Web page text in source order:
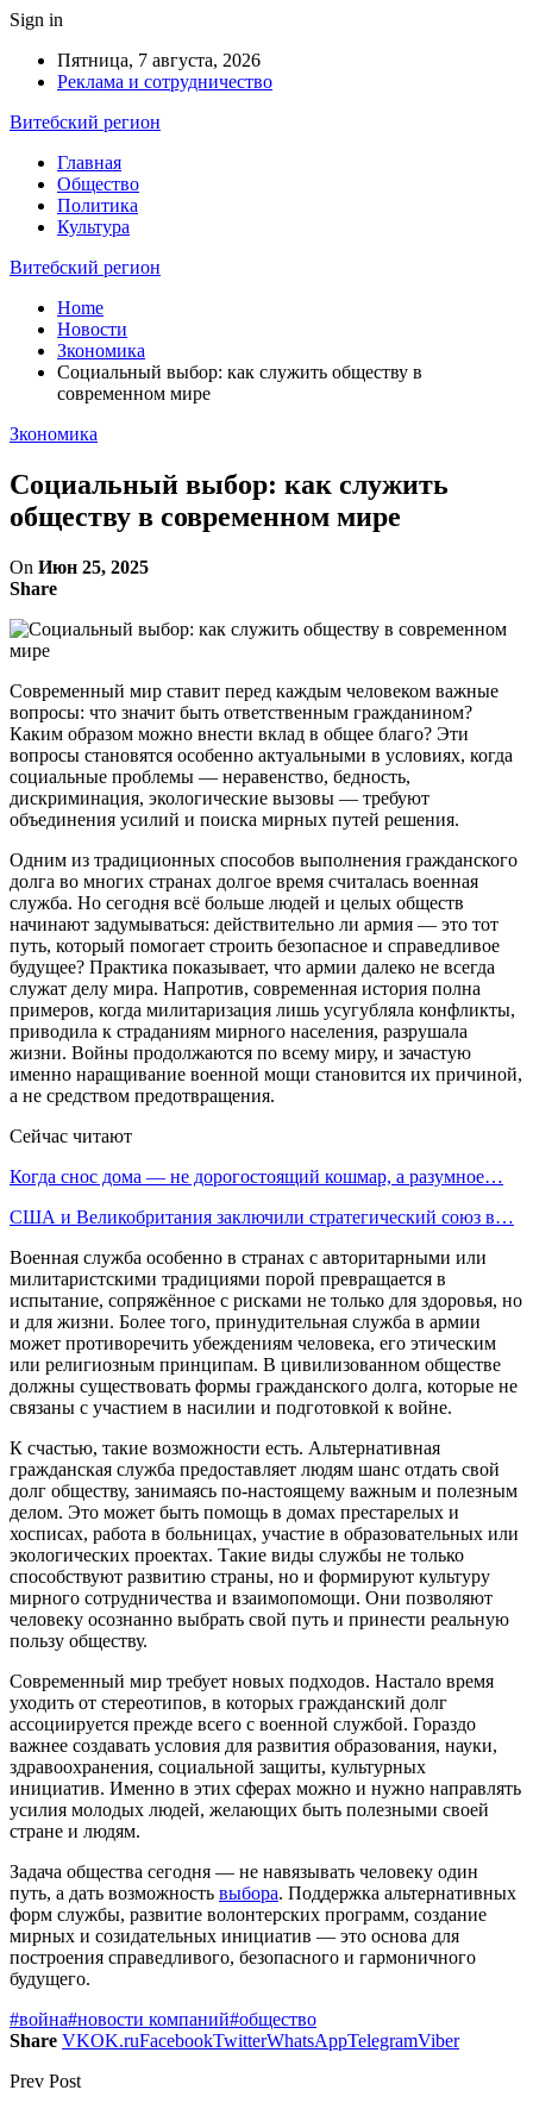
Sign in
Пятница, 7 августа, 2026
Реклама и сотрудничество
Витебский регион
Главная
Общество
Политика
Культура
Витебский регион
Home
Новости
Зкономика
Социальный выбор: как служить обществу в
современном мире
Зкономика
Социальный выбор: как служить
обществу в современном мире
On Июн 25, 2025
Share
Современный мир ставит перед каждым человеком важные
вопросы: что значит быть ответственным гражданином?
Каким образом можно внести вклад в общее благо? Эти
вопросы становятся особенно актуальными в условиях, когда
социальные проблемы — неравенство, бедность,
дискриминация, экологические вызовы — требуют
объединения усилий и поиска мирных путей решения.
Одним из традиционных способов выполнения гражданского
долга во многих странах долгое время считалась военная
служба. Но сегодня всё больше людей и целых обществ
начинают задумываться: действительно ли армия — это тот
путь, который помогает строить безопасное и справедливое
будущее? Практика показывает, что армии далеко не всегда
служат делу мира. Напротив, современная история полна
примеров, когда милитаризация лишь усугубляла конфликты,
приводила к страданиям мирного населения, разрушала
жизни. Войны продолжаются по всему миру, и зачастую
именно наращивание военной мощи становится их причиной,
а не средством предотвращения.
Сейчас читают
Когда снос дома — не дорогостоящий кошмар, а разумное…
США и Великобритания заключили стратегический союз в…
Военная служба особенно в странах с авторитарными или
милитаристскими традициями порой превращается в
испытание, сопряжённое с рисками не только для здоровья, но
и для жизни. Более того, принудительная служба в армии
может противоречить убеждениям человека, его этическим
или религиозным принципам. В цивилизованном обществе
должны существовать формы гражданского долга, которые не
связаны с участием в насилии и подготовкой к войне.
К счастью, такие возможности есть. Альтернативная
гражданская служба предоставляет людям шанс отдать свой
долг обществу, занимаясь по-настоящему важным и полезным
делом. Это может быть помощь в домах престарелых и
хосписах, работа в больницах, участие в образовательных или
экологических проектах. Такие виды службы не только
способствуют развитию страны, но и формируют культуру
мирного сотрудничества и взаимопомощи. Они позволяют
человеку осознанно выбрать свой путь и принести реальную
пользу обществу.
Современный мир требует новых подходов. Настало время
уходить от стереотипов, в которых гражданский долг
ассоциируется прежде всего с военной службой. Гораздо
важнее создавать условия для развития образования, науки,
здравоохранения, социальной защиты, культурных
инициатив. Именно в этих сферах можно и нужно направлять
усилия молодых людей, желающих быть полезными своей
стране и людям.
Задача общества сегодня — не навязывать человеку один
путь, а дать возможность выбора. Поддержка альтернативных
форм службы, развитие волонтерских программ, создание
мирных и созидательных инициатив — это основа для
построения справедливого, безопасного и гармоничного
будущего.
#война#новости компаний#общество
Share VKOK.ruFacebookTwitterWhatsAppTelegramViber
Prev Post